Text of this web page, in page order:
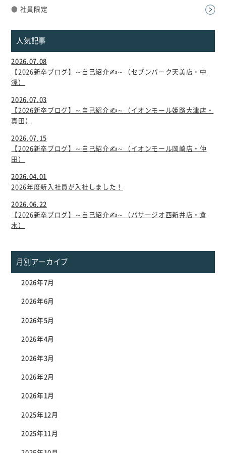
● 社員限定
人気記事
2026.07.08
【2026新卒ブログ】～自己紹介✍～（セブンパーク天美店・中
澤）
2026.07.03
【2026新卒ブログ】～自己紹介✍～（イオンモール姫路大津店・
真田）
2026.07.15
【2026新卒ブログ】～自己紹介✍～（イオンモール岡崎店・仲
田）
2026.04.01
2026年度新入社員が入社しました！
2026.06.22
【2026新卒ブログ】～自己紹介✍～（パサージオ西新井店・倉
木）
月別アーカイブ
2026年7月
2026年6月
2026年5月
2026年4月
2026年3月
2026年2月
2026年1月
2025年12月
2025年11月